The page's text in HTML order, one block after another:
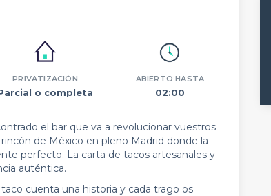
PRIVATIZACIÓN
o completa
ABIERTO HASTA
02:00
el bar que va a revolucionar vuestros
de México en pleno Madrid donde la
perfecto. La carta de tacos artesanales y
auténtica.
cuenta una historia y cada trago os